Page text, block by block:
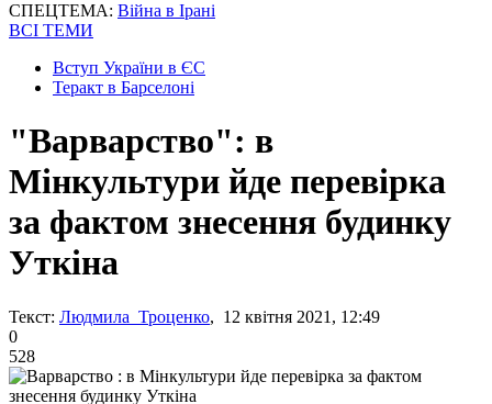
СПЕЦТЕМА: Війна в Ірані
ВСІ ТЕМИ
Вступ України в ЄС
Теракт в Барселоні
"Варварство": в
Мінкультури йде перевірка
за фактом знесення будинку
Уткіна
Текст: Людмила Троценко, 12 квітня 2021, 12:49
0
528